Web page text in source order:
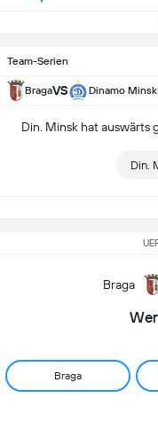
Team-Serien
BragaVS Dinamo Minsk
Din. Minsk hat auswärts
Din.
Braga
Braga